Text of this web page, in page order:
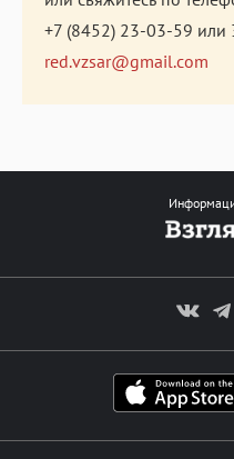
+7 (8452) 23-03-59 или
red.vzsar@gmail.com